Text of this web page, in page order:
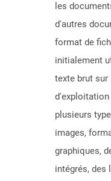
les
d'autres
format de
initialement
texte brut
plusieurs
images,
graphiques,
intégrés, des